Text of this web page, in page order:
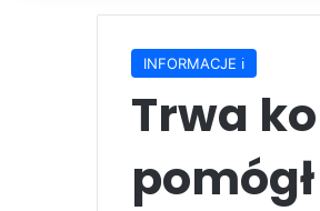
INFORMACJE ℹ️
Trwa